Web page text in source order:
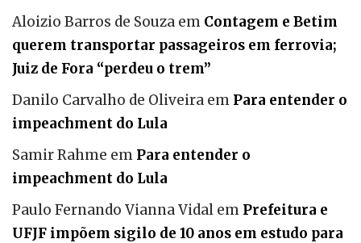
Aloizio Barros de Souza em Contagem e Betim
querem transportar passageiros em ferrovia;
Juiz de Fora “perdeu o trem”
Danilo Carvalho de Oliveira em Para entender o
impeachment do Lula
Samir Rahme em Para entender o
impeachment do Lula
Paulo Fernando Vianna Vidal em Prefeitura e
UFJF impõem sigilo de 10 anos em estudo para